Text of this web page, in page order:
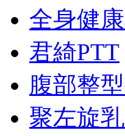
全身健
君綺PTT
腹部整
聚左旋